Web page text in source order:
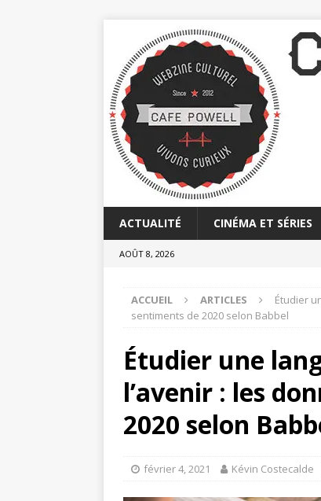
ACTUALITÉ CINÉMA ET SÉRIES
AOÛT 8, 2026
ACCUEIL ARTICLES
Étudier
sentiments de 2020 selon Babbel
Étudier une
l’avenir : les
2020 selon
février 4, 2021 Kévin Costecalde